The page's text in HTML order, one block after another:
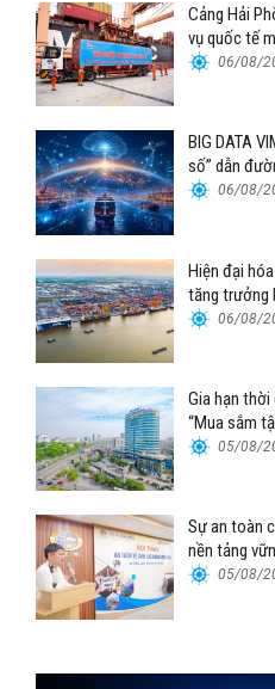
Cảng Hải
vụ quốc tế
06/08/
BIG DATA
số” dẫn
06/08/
Hiện đại
tăng trưởng
06/08/
Gia hạn
“Mua sắm
Tổng công
05/08/
Sự an toàn
nền tảng
Cảng Đà
05/08/